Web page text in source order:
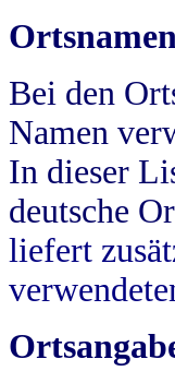
Ortsnamen
Bei den
Namen
In dieser
deutsche
liefert